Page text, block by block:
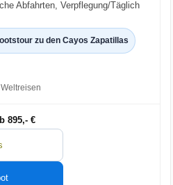
Abfahrten, Verpflegung/Täglich
zu den Cayos Zapatillas
895,- €